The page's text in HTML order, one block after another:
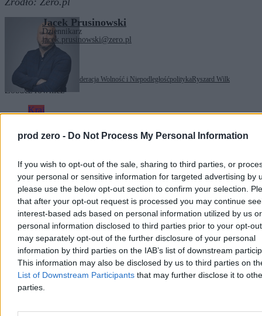
prod zero - Do Not Process My Personal Information
If you wish to opt-out of the sale, sharing to third parties, or
your personal or sensitive information for targeted advertising by
please use the below opt-out section to confirm your selection.
that after your opt-out request is processed you may continue
interest-based ads based on personal information utilized by us or
personal information disclosed to third parties prior to your opt-
may separately opt-out of the further disclosure of your personal
information by third parties on the IAB’s list of downstream
This information may also be disclosed by us to third parties on
List of Downstream Participants that may further disclose it to
parties.
Jacek Prusinowski
Dziennikarz
jacek.prusinowski@zero.pl
Tagi: Konfederacja Konfederacja Wolność i NiepodległośćpolitykaRyszard Wilk
Zobacz również
Kraj
Kierowca autobusu przyszedł do pracy w
spódnicy. ZTM go ukarał